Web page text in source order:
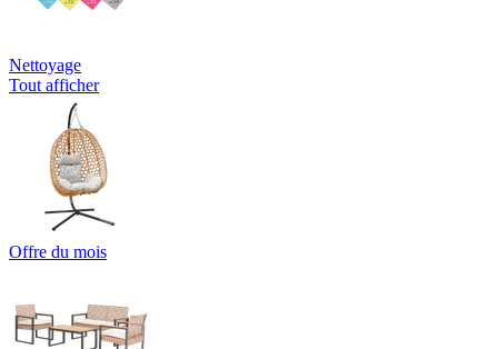
Nettoyage
Tout afficher
Offre du mois